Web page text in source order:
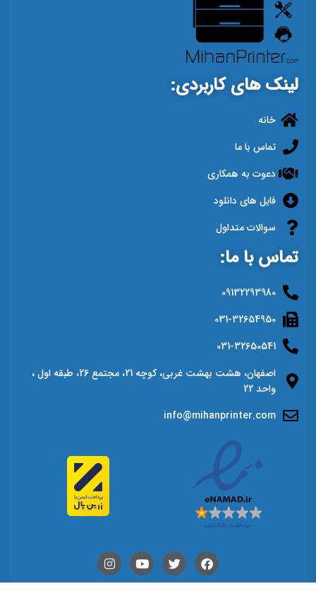
لینک های کاربردی:
خانه
تماس با ما
دعوت به همکاری
فایل های دانلود
سوالات متداول
تماس با ما:
09132293980
031-32654950
031-32650541
اصفهان، هشت بهشت غربی، کوچه 21، مجتمع 26، طبقه اول ،
واحد 22
info@mihanprinter.com